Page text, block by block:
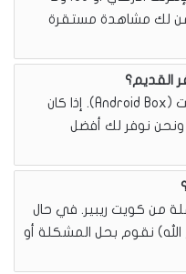
لك مشاهدة مستقرة
يحتاج الاشتراك لرسيفر يدعم الإنترنت (Android Box). إذا كان
ونحن نوفر لك أفضل
من كويت ريبير. في حال
نقوم بحل المشكلة أو